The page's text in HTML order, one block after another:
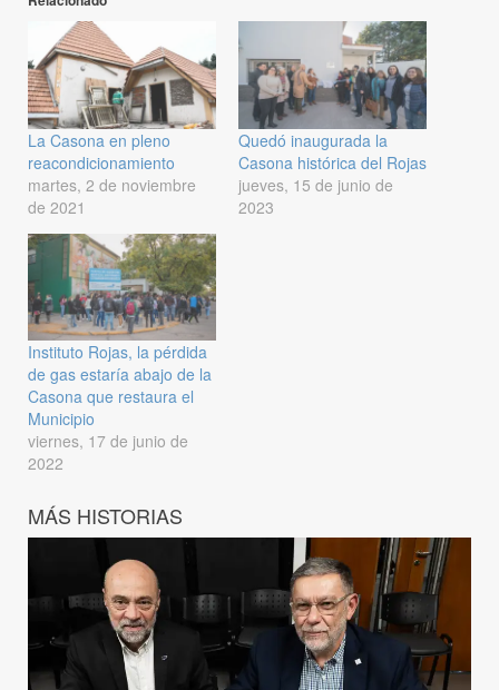
La Casona en pleno
reacondicionamiento
martes, 2 de noviembre
de 2021
Quedó inaugurada la
Casona histórica del Rojas
jueves, 15 de junio de
2023
Instituto Rojas, la pérdida
de gas estaría abajo de la
Casona que restaura el
Municipio
viernes, 17 de junio de
2022
MÁS HISTORIAS